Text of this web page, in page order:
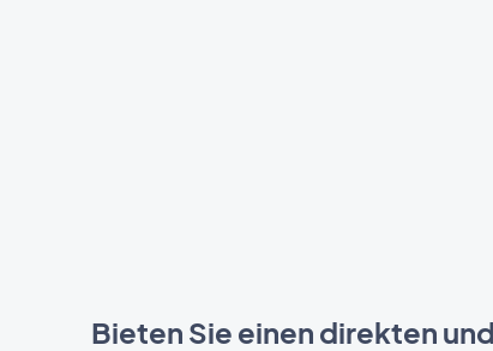
Bieten Sie einen direkten